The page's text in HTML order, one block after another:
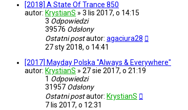
[2018] A State Of Trance 850
autor: KrystianS » 3 lis 2017, o 14:15
3 Odpowiedzi
39576 Odsłony
Ostatni postautor: agaciura28
27 sty 2018, o 14:41
[2017] Mayday Polska "Always & Everywhere"
autor: KrystianS » 27 sie 2017, o 21:19
1 Odpowiedzi
31957 Odsłony
Ostatni postautor: KrystianS
7 lis 2017, o 12:31